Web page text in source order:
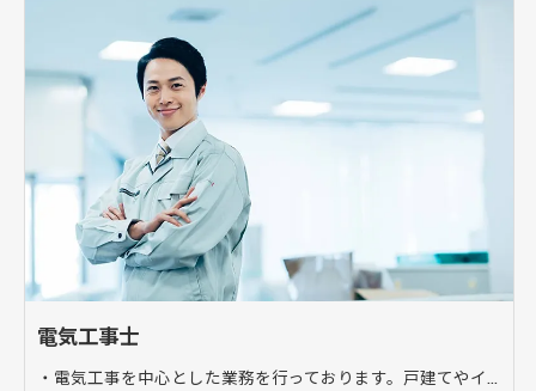
電気工事士
・電気工事を中心とした業務を行っております。戸建てやイベント会場など幅広く対応しており、電気工事に関する技術をサポートいたします。 ・電気設計 店舗や工場などの電気工事の設計施工を行います。 ・施工 様々な建物の電気工事を施工いたします。戸建てから工場まで幅広く対応いたします。 ・管理、点検 一度施工した工事を不具合や漏電などから守るメンテナンスを行います。